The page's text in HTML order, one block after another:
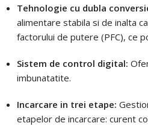
Tehnologie cu dubla
alimentare stabila si de inalta
factorului de putere (PFC), ce
Sistem de control digital:
imbunatatite.
Incarcare in trei etape:
etapelor de incarcare: curent